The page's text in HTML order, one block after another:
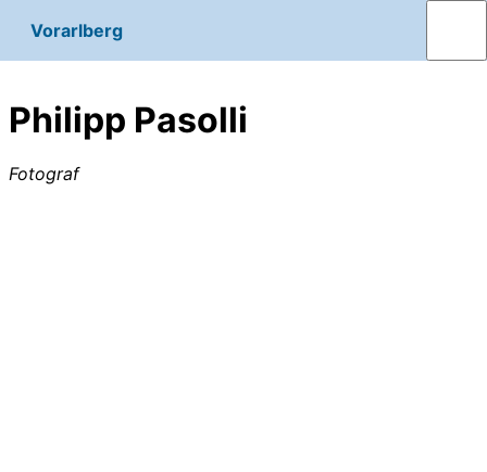
Vorarlberg
Philipp Pasolli
Fotograf